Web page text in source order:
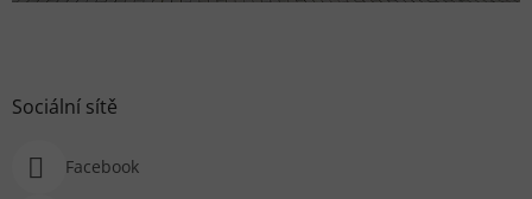
Sociální sítě
Facebook